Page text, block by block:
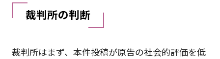
裁判所の判断
裁判所はまず、本件投稿が原告の社会的評価を低